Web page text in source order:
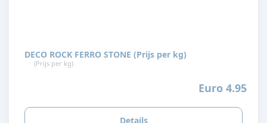
DECO ROCK FERRO STONE (Prijs per kg)
(Prijs per kg)
Euro 4.95
Details